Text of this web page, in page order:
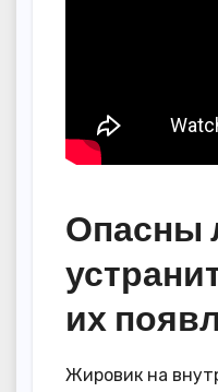
Опасны
их
Жировик на